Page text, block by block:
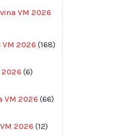
VM 2026
2026 168
produkter
2026 6
produkter
VM 2026 66
produkter
2026 12
produkter